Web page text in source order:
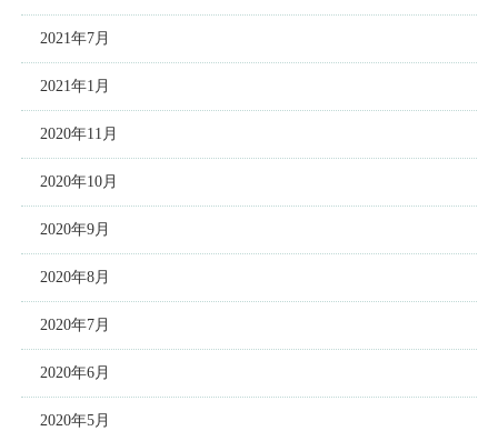
2021年7月
2021年1月
2020年11月
2020年10月
2020年9月
2020年8月
2020年7月
2020年6月
2020年5月